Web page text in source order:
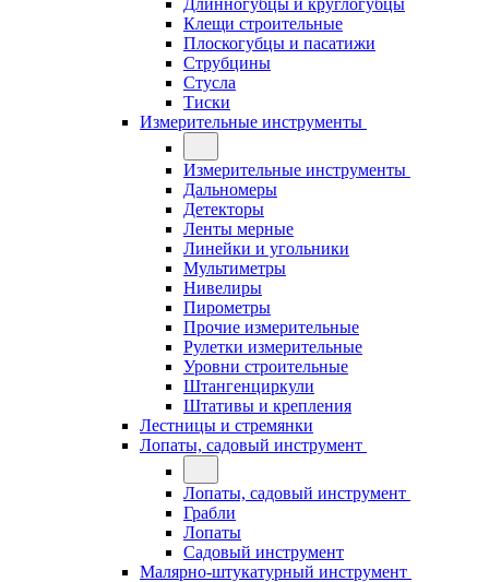
Длинногубцы и круглогубцы
Клещи строительные
Плоскогубцы и пасатижи
Струбцины
Стусла
Тиски
Измерительные инструменты
Измерительные инструменты
Дальномеры
Детекторы
Ленты мерные
Линейки и угольники
Мультиметры
Нивелиры
Пирометры
Прочие измерительные
Рулетки измерительные
Уровни строительные
Штангенциркули
Штативы и крепления
Лестницы и стремянки
Лопаты, садовый инструмент
Лопаты, садовый инструмент
Грабли
Лопаты
Садовый инструмент
Малярно-штукатурный инструмент